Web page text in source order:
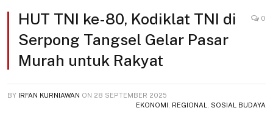
HUT TNI ke-80, Kodiklat TNI di
Serpong Tangsel Gelar Pasar
Murah untuk Rakyat
0
BY IRFAN KURNIAWAN ON 28 SEPTEMBER 2025
EKONOMI
REGIONAL SOSIAL BUDAYA